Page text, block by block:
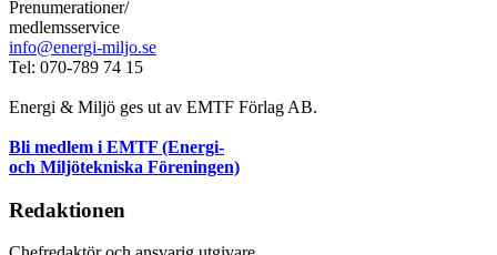
Prenumerationer/
medlemsservice
info@energi-miljo.se
Tel: 070-789 74 15
Energi & Miljö ges ut av EMTF Förlag AB.
Bli medlem i EMTF (Energi-
och Miljötekniska Föreningen)
Redaktionen